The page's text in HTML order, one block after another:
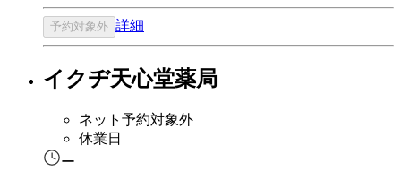
予約対象外 詳細
イクヂ天心堂薬局
ネット予約対象外
休業日
ー